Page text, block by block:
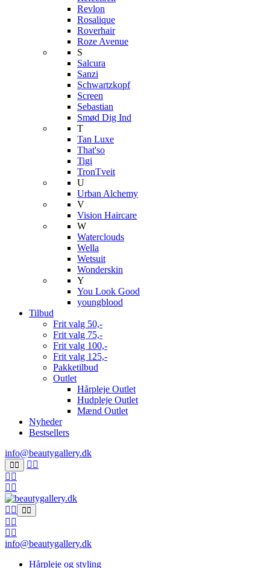
Revlon
Rosalique
Roverhair
Roze Avenue
S
Salcura
Sanzi
Schwartzkopf
Screen
Sebastian
Smød Dig Ind
T
Tan Luxe
That'so
Tigi
TronTveit
U
Urban Alchemy
V
Vision Haircare
W
Waterclouds
Wella
Wetsuit
Wonderskin
Y
You Look Good
youngblood
Tilbud
Frit valg 50,-
Frit valg 75,-
Frit valg 100,-
Frit valg 125,-
Pakketilbud
Outlet
Hårpleje Outlet
Hudpleje Outlet
Mænd Outlet
Nyheder
Bestsellers
info@beautygallery.dk
info@beautygallery.dk
Hårpleje og styling